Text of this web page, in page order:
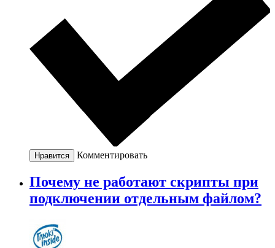
Нравится Комментировать
Почему не работают скрипты при
подключении отдельным файлом?